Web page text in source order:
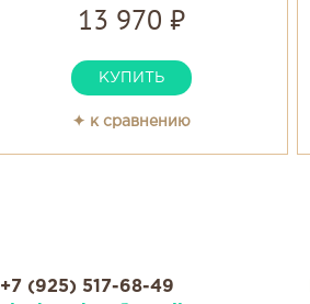
13 970 ₽
КУПИТЬ
✦ к сравнению
+7 (925) 517-68-49